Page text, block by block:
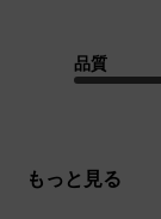
品質
もっと見る